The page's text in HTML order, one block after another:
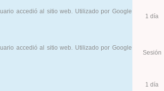
accedió al sitio web. Utilizado por Google
1 día
accedió al sitio web. Utilizado por Google
Sesión
1 día